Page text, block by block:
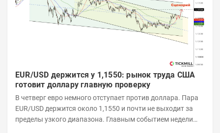
EUR/USD держится у 1,1550: рынок труда США
готовит доллару главную проверку
В четверг евро немного отступает против доллара. Пара
EUR/USD держится около 1,1550 и почти не выходит за
пределы узкого диапазона. Главным событием недели